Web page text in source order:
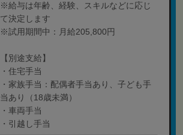
※給与は年齢、経験、スキルなどに応じ
て決定します
※試用期間中：月給205,800円
【別途支給】
・住宅手当
・家族手当：配偶者手当あり、子ども手
当あり（18歳未満）
・車両手当
・引越し手当